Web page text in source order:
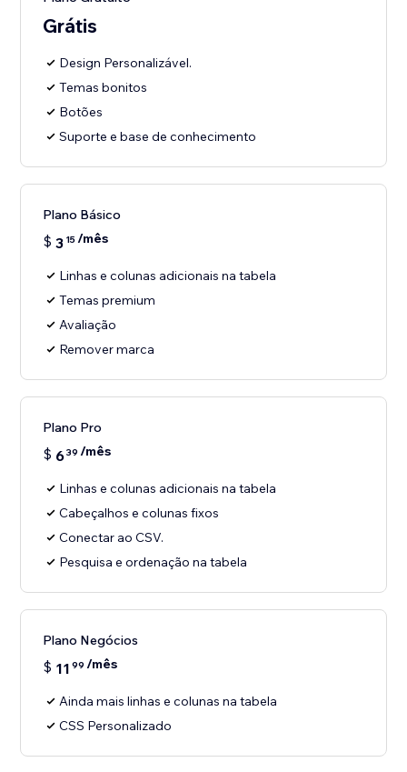
Grátis
Design Personalizável.
Temas bonitos
Botões
Suporte e base de conhecimento
Plano Básico
$ 3 15/mês
Linhas e colunas adicionais na tabela
Temas premium
Avaliação
Remover marca
Plano Pro
$ 639 /mês
Linhas e colunas adicionais na tabela
Cabeçalhos e colunas fixos
Conectar ao CSV.
Pesquisa e ordenação na tabela
Plano Negócios
$ 11 99 /mês
Ainda mais linhas e colunas na tabela
CSS Personalizado